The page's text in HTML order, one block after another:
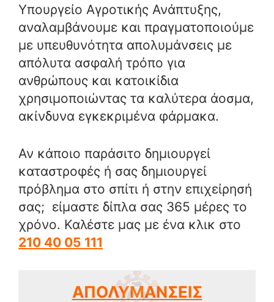
Υπουργείο Αγροτικής Ανάπτυξης,
αναλαμβάνουμε και πραγματοποιούμε
με υπευθυνότητα απολυμάνσεις με
απόλυτα ασφαλή τρόπο για
ανθρώπους και κατοικίδια
χρησιμοποιώντας τα καλύτερα άοσμα,
ακίνδυνα εγκεκριμένα φάρμακα.
Αν κάποιο παράσιτο δημιουργεί
καταστροφές ή σας δημιουργεί
πρόβλημα στο σπίτι ή στην επιχείρησή
σας; είμαστε δίπλα σας 365 μέρες το
χρόνο. Καλέστε μας με ένα κλικ στο
210 40 05 111
ΑΠΟΛΥΜΑΝΣΕΙΣ